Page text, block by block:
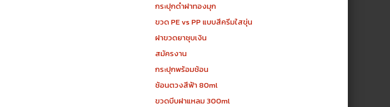
กระปุกดำฝาทองมุก
ขวด PE vs PP แบบสีครีมใสขุ่น
ฝาขวดยาชุบเงิน
สมัครงาน
กระปุกพร้อมช้อน
ช้อนตวงสีฟ้า 80ml
ขวดบีบฝาแหลม 300ml